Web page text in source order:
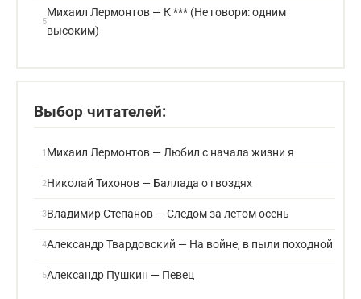
Михаил Лермонтов — К *** (Не говори: одним
высоким)
Выбор читателей:
Михаил Лермонтов — Любил с начала жизни я
Николай Тихонов — Баллада о гвоздях
Владимир Степанов — Следом за летом осень
Александр Твардовский — На войне, в пыли походной
Александр Пушкин — Певец